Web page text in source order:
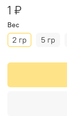
1 ₽
Вес
2 гр 5 гр